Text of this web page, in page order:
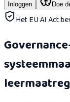
Inloggen Doe
Het EU AI Act